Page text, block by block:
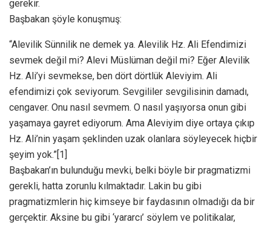
gerekir.
Başbakan şöyle konuşmuş:
“Alevilik Sünnilik ne demek ya. Alevilik Hz. Ali Efendimizi
sevmek değil mi? Alevi Müslüman değil mi? Eğer Alevilik
Hz. Ali’yi sevmekse, ben dört dörtlük Aleviyim. Ali
efendimizi çok seviyorum. Sevgililer sevgilisinin damadı,
cengaver. Onu nasıl sevmem. O nasıl yaşıyorsa onun gibi
yaşamaya gayret ediyorum. Ama Aleviyim diye ortaya çıkıp
Hz. Ali’nin yaşam şeklinden uzak olanlara söyleyecek hiçbir
şeyim yok.”[1]
Başbakan’ın bulunduğu mevki, belki böyle bir pragmatizmi
gerekli, hatta zorunlu kılmaktadır. Lakin bu gibi
pragmatizmlerin hiç kimseye bir faydasının olmadığı da bir
gerçektir. Aksine bu gibi ‘yararcı’ söylem ve politikalar,